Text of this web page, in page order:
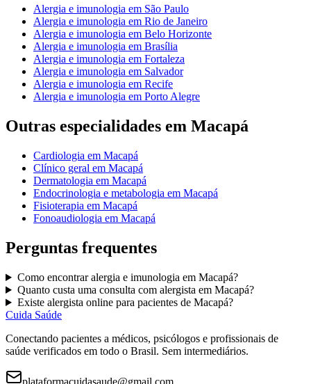
Alergia e imunologia em São Paulo
Alergia e imunologia em Rio de Janeiro
Alergia e imunologia em Belo Horizonte
Alergia e imunologia em Brasília
Alergia e imunologia em Fortaleza
Alergia e imunologia em Salvador
Alergia e imunologia em Recife
Alergia e imunologia em Porto Alegre
Outras especialidades em Macapá
Cardiologia em Macapá
Clínico geral em Macapá
Dermatologia em Macapá
Endocrinologia e metabologia em Macapá
Fisioterapia em Macapá
Fonoaudiologia em Macapá
Perguntas frequentes
Como encontraralergia e imunologia em Macapá?
Quanto custa uma consulta com alergista em Macapá?
Existe alergista online para pacientes de Macapá?
Cuida Saúde
Conectando pacientes a médicos, psicólogos e profissionais de
saúde verificados em todo o Brasil. Sem intermediários.
plataformacuidasaude@gmail.com